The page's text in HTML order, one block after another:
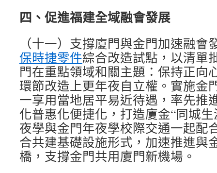
四、促進福建全域融會發展
（十一）支撐廈門與金門加速融會
保時捷零件綜合改造試點，以清單
門在重點領域和關主題：保持正向
環節改造上更年夜自立權。實施金
一享用當地居平易近待遇，率先推
化普惠化便捷化，打造廈金“同城
夜學與金門年夜學校際交通一起配
合共建基礎設施形式，加速推進與
橋，支撐金門共用廈門新機場。